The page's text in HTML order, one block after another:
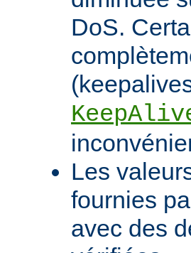
DoS.
Les
fournies
avec des